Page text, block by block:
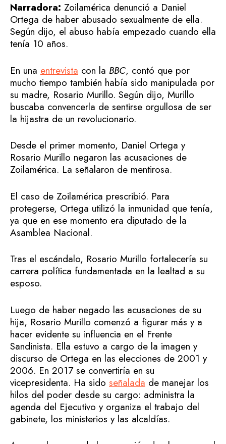
Narradora: Zoilamérica denunció a Daniel
Ortega de haber abusado sexualmente de ella.
Según dijo, el abuso había empezado cuando ella
tenía 10 años.
En una entrevista con la BBC, contó que por
mucho tiempo también había sido manipulada por
su madre, Rosario Murillo. Según dijo, Murillo
buscaba convencerla de sentirse orgullosa de ser
la hijastra de un revolucionario.
Desde el primer momento, Daniel Ortega y
Rosario Murillo negaron las acusaciones de
Zoilamérica. La señalaron de mentirosa.
El caso de Zoilamérica prescribió. Para
protegerse, Ortega utilizó la inmunidad que tenía,
ya que en ese momento era diputado de la
Asamblea Nacional.
Tras el escándalo, Rosario Murillo fortalecería su
carrera política fundamentada en la lealtad a su
esposo.
Luego de haber negado las acusaciones de su
hija, Rosario Murillo comenzó a figurar más y a
hacer evidente su influencia en el Frente
Sandinista. Ella estuvo a cargo de la imagen y
discurso de Ortega en las elecciones de 2001 y
2006. En 2017 se convertiría en su
vicepresidenta. Ha sido señalada de manejar los
hilos del poder desde su cargo: administra la
agenda del Ejecutivo y organiza el trabajo del
gabinete, los ministerios y las alcaldías.